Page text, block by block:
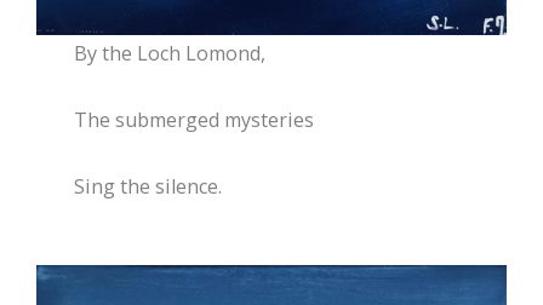
Bythe Loch Lomond,
The submerged mysteries
Sing the silence.